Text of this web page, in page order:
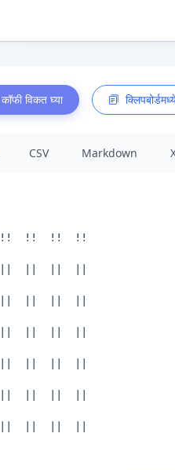
विकत घ्या
CSV Markdown